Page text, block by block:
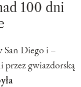
100 dni
San Diego i –
gwiazdorską